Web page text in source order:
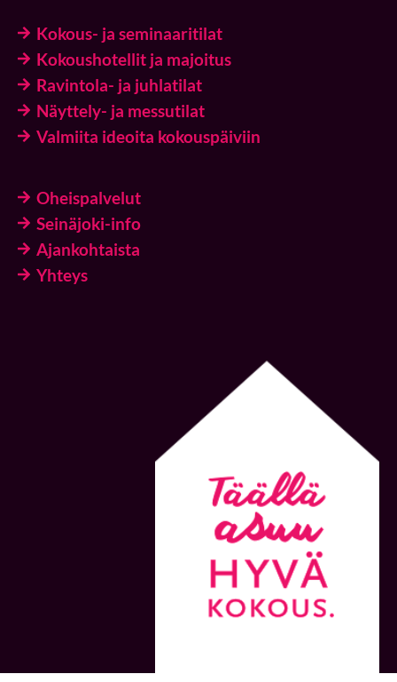
Kokous- ja seminaaritilat
Kokoushotellit ja majoitus
Ravintola- ja juhlatilat
Näyttely- ja messutilat
Valmiita ideoita kokouspäiviin
Oheispalvelut
Seinäjoki-info
Ajankohtaista
Yhteys